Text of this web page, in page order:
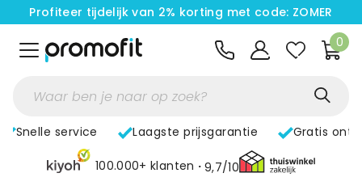
Profiteer tijdelijk van 2% korting met code: ZOMER
0
Snelle service Laagste prijsgarantie Gratis
100.000+ klanten 9,7/10